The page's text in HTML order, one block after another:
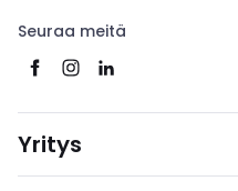
Seuraa meitä
Yritys